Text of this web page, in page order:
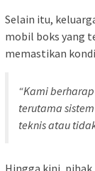
Selain itu,
mobil boks yang
memastikan
“Kami
terutama
teknis atau